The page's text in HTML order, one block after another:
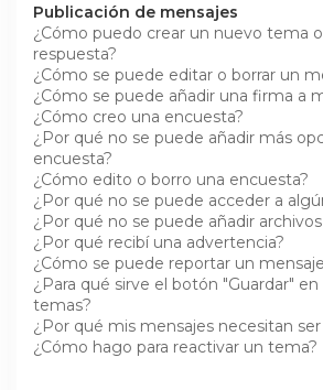
Publicación de mensajes
¿Cómo puedo crear un nuevo tema
respuesta?
¿Cómo se puede editar o borrar un
¿Cómo se puede añadir una firma a
¿Cómo creo una encuesta?
¿Por qué no se puede añadir más
encuesta?
¿Cómo edito o borro una encuesta?
¿Por qué no se puede acceder a
¿Por qué no se puede añadir
¿Por qué recibí una advertencia?
¿Cómo se puede reportar un
¿Para qué sirve el botón "Guardar"
temas?
¿Por qué mis mensajes necesitan
¿Cómo hago para reactivar un tema?